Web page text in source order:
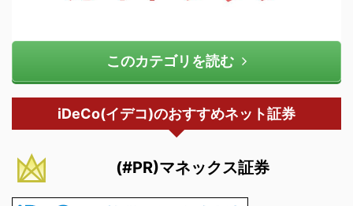
このカテゴリを読む
iDeCo(イデコ)のおすすめネット証券
(#PR)マネックス証券